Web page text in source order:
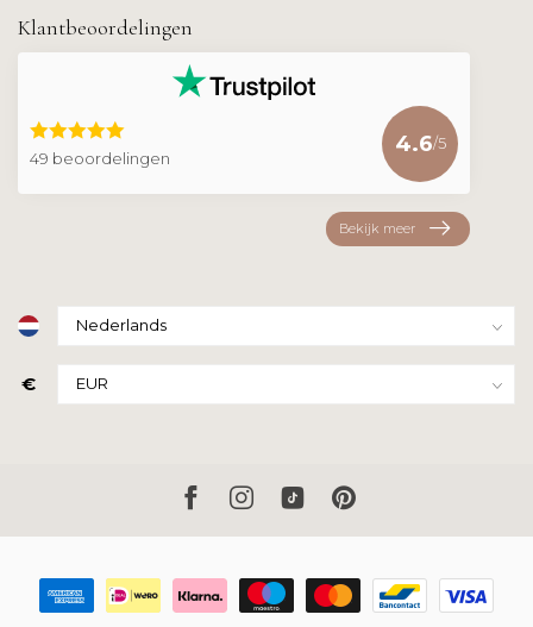
Klantbeoordelingen
49 beoordelingen
4.6/5
Bekijk meer
€